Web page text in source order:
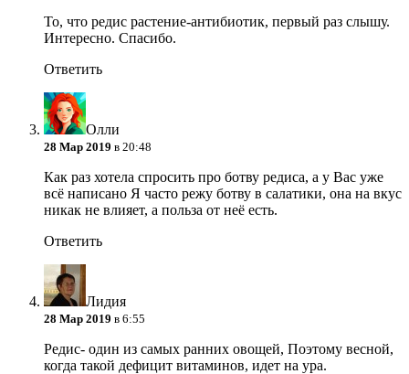
То, что редис растение-антибиотик, первый раз слышу.
Интересно. Спасибо.
Ответить
Олли
28 Мар 2019 в 20:48
Как раз хотела спросить про ботву редиса, а у Вас уже
всё написано Я часто режу ботву в салатики, она на вкус
никак не влияет, а польза от неё есть.
Ответить
Лидия
28 Мар 2019 в 6:55
Редис- один из самых ранних овощей, Поэтому весной,
когда такой дефицит витаминов, идет на ура.